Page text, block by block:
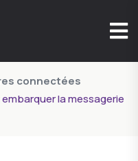
connectées
la messagerie